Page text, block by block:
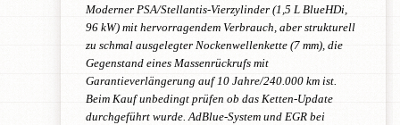
Moderner PSA/Stellantis-Vierzylinder (1,5 L BlueHDi,
96 kW) mit hervorragendem Verbrauch, aber strukturell
zu schmal ausgelegter Nockenwellenkette (7 mm), die
Gegenstand eines Massenrückrufs mit
Garantieverlängerung auf 10 Jahre/240.000 km ist.
Beim Kauf unbedingt prüfen ob das Ketten-Update
durchgeführt wurde. AdBlue-System und EGR bei